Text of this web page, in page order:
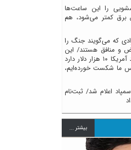
را این ساعت‌ها
برق کمتر می‌شود، هم
که می‌گویند جنگ را
و منافق هستند/ این
آدم بی‌عقلی که می‌گوید آمریکا ۱۰ هزار دلار دارد
پس ما شکست خورده‌ایم،
اعلام شد/ ثبت‌نام
بيشتر ...